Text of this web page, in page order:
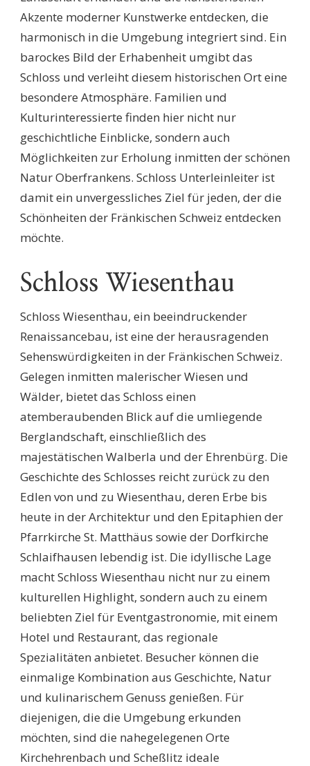
Akzente moderner Kunstwerke entdecken, die
harmonisch in die Umgebung integriert sind. Ein
barockes Bild der Erhabenheit umgibt das
Schloss und verleiht diesem historischen Ort eine
besondere Atmosphäre. Familien und
Kulturinteressierte finden hier nicht nur
geschichtliche Einblicke, sondern auch
Möglichkeiten zur Erholung inmitten der schönen
Natur Oberfrankens. Schloss Unterleinleiter ist
damit ein unvergessliches Ziel für jeden, der die
Schönheiten der Fränkischen Schweiz entdecken
möchte.
Schloss Wiesenthau
Schloss Wiesenthau, ein beeindruckender
Renaissancebau, ist eine der herausragenden
Sehenswürdigkeiten in der Fränkischen Schweiz.
Gelegen inmitten malerischer Wiesen und
Wälder, bietet das Schloss einen
atemberaubenden Blick auf die umliegende
Berglandschaft, einschließlich des
majestätischen Walberla und der Ehrenbürg. Die
Geschichte des Schlosses reicht zurück zu den
Edlen von und zu Wiesenthau, deren Erbe bis
heute in der Architektur und den Epitaphien der
Pfarrkirche St. Matthäus sowie der Dorfkirche
Schlaifhausen lebendig ist. Die idyllische Lage
macht Schloss Wiesenthau nicht nur zu einem
kulturellen Highlight, sondern auch zu einem
beliebten Ziel für Eventgastronomie, mit einem
Hotel und Restaurant, das regionale
Spezialitäten anbietet. Besucher können die
einmalige Kombination aus Geschichte, Natur
und kulinarischem Genuss genießen. Für
diejenigen, die die Umgebung erkunden
möchten, sind die nahegelegenen Orte
Kirchehrenbach und Scheßlitz ideale